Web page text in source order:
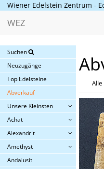
Wiener Edelstein Zentrum -
WEZ
Suchen
Neuzugänge
Top Edelsteine
Abverkauf
Unsere Kleinsten
Achat
Alexandrit
Amethyst
Andalusit
Alle